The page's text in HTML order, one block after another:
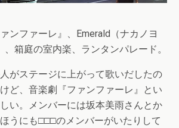
ンファーレ』、Emerald（ナカノヨ
箱庭の室内楽、ランタンパレード。
がステージに上がって歌いだしたの
ど、音楽劇『ファンファーレ』とい
い。メンバーには坂本美雨さんとか
うにも□□□のメンバーがいたりして